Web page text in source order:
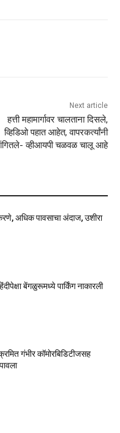
Next article
हत्ती महामार्गावर चालताना दिसले,
व्हिडिओ पहात आहेत, वापरकर्त्यांनी
व्हीआयपी चळवळ चालू आहे
अधिक पावसाचा अंदाज, उशीरा
बेंगळुरूमध्ये पार्किंग नाकारली
गंभीर कॉमोरबिडिटीजसह